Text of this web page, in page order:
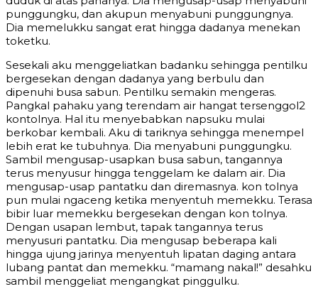
punggungku, dan akupun menyabuni punggungnya.
Dia memelukku sangat erat hingga dadanya menekan
toketku.
Sesekali aku menggeliatkan badanku sehingga pentilku
bergesekan dengan dadanya yang berbulu dan
dipenuhi busa sabun. Pentilku semakin mengeras.
Pangkal pahaku yang terendam air hangat tersenggol2
kontolnya. Hal itu menyebabkan napsuku mulai
berkobar kembali. Aku di tariknya sehingga menempel
lebih erat ke tubuhnya. Dia menyabuni punggungku.
Sambil mengusap-usapkan busa sabun, tangannya
terus menyusur hingga tenggelam ke dalam air. Dia
mengusap-usap pantatku dan diremasnya. kon tolnya
pun mulai ngaceng ketika menyentuh memekku. Terasa
bibir luar memekku bergesekan dengan kon tolnya.
Dengan usapan lembut, tapak tangannya terus
menyusuri pantatku. Dia mengusap beberapa kali
hingga ujung jarinya menyentuh lipatan daging antara
lubang pantat dan memekku. “mamang nakal!” desahku
sambil menggeliat mengangkat pinggulku.